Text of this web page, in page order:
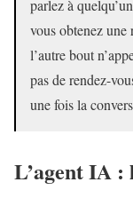
parlez à
vous obtenez une
l’autre bout
pas de rendez-
une fois la
L’agent IA :